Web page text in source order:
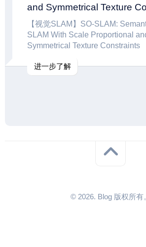
and Symmetrical Texture
【视觉SLAM】SO-SLAM:
SLAM With Scale Proportional
Symmetrical Texture Constraints
进一步了解
© 2026. Blog 版权所有。